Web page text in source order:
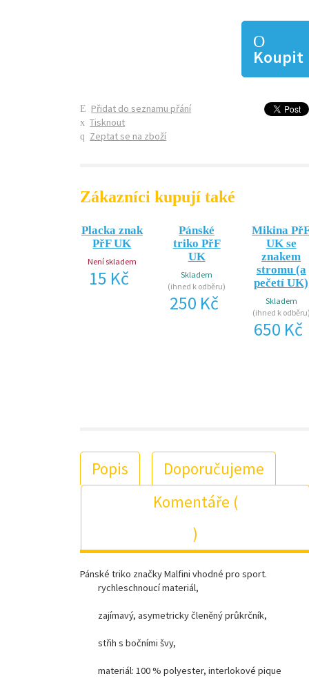
Koupit
Přidat do seznamu přání
Tisknout
Zeptat se na zboží
Zákazníci kupují také
Placka znak
PřF UK
Není skladem
15 Kč
Pánské
triko PřF
UK
Skladem
(ihned k odběru)
250 Kč
Mikina
UK se
znakem
stromu (a
pečetí UK)
Skladem
(ihned k
650 Kč
Popis
Doporučujeme
Komentáře (
)
Pánské triko značky Malfini vhodné pro sport.
rychleschnoucí materiál,
zajímavý, asymetricky členěný průkrčník,
střih s bočními švy,
materiál: 100 % polyester, interlokové pique